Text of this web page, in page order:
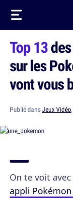
Top 13
sur les
vont vous
Publié dansJeux Vidéo
On te voit
appli Pokémon